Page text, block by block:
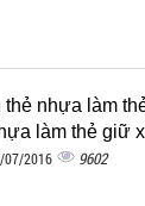
thẻ nhựa làm
làm thẻ giữ
07/2016 9602